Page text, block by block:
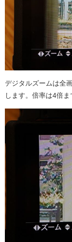
デジタルズームは全
します。倍率は4倍ま